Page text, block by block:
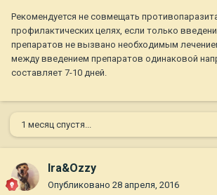
Рекомендуется не совмещать
профилактических целях, если только
препаратов не вызвано необходимым
между введением препаратов одинаковой
составляет 7-10 дней.
1 месяц спустя...
Ira&Ozzy
Опубликовано 28 апреля, 2016